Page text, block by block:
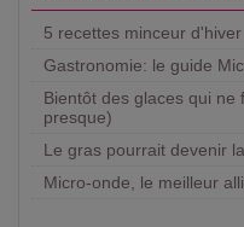
5 recettes minceur d'hiver
Gastronomie: le guide
Bientôt des glaces qui ne
presque)
Le gras pourrait devenir
Micro-onde, le meilleur